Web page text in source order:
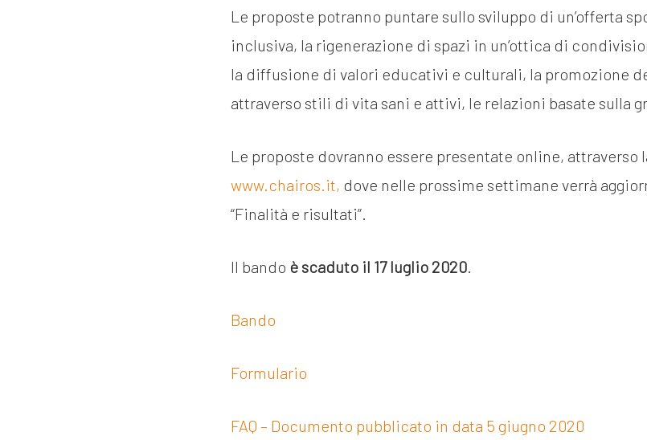
Le proposte potranno puntare sullo sviluppo di un’offerta
inclusiva, la rigenerazione di spazi in un’ottica di
la diffusione di valori educativi e culturali, la promozione
attraverso stili di vita sani e attivi, le relazioni basate sulla
Le proposte dovranno essere presentate online, attraverso
www.chairos.it, dove nelle prossime settimane verrà
“Finalità e risultati”.
Il bando è scaduto il 17 luglio 2020.
Bando
Formulario
FAQ – Documento pubblicato in data 5 giugno 2020